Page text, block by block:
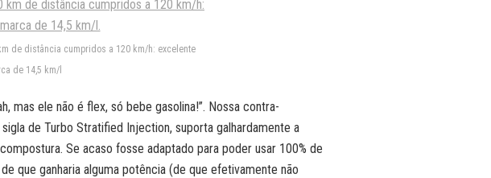
de distância cumpridos a 120 km/h: excelente
de 14,5 km/l
mas ele não é flex, só bebe gasolina!”. Nossa contra-
de Turbo Stratified Injection, suporta galhardamente a
Se acaso fosse adaptado para poder usar 100% de
que ganharia alguma potência (de que efetivamente não